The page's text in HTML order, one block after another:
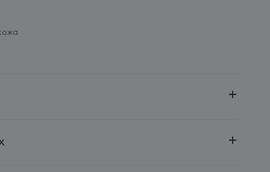
г. Минск, ул. Рафиева, д. 64, помещение 2-27